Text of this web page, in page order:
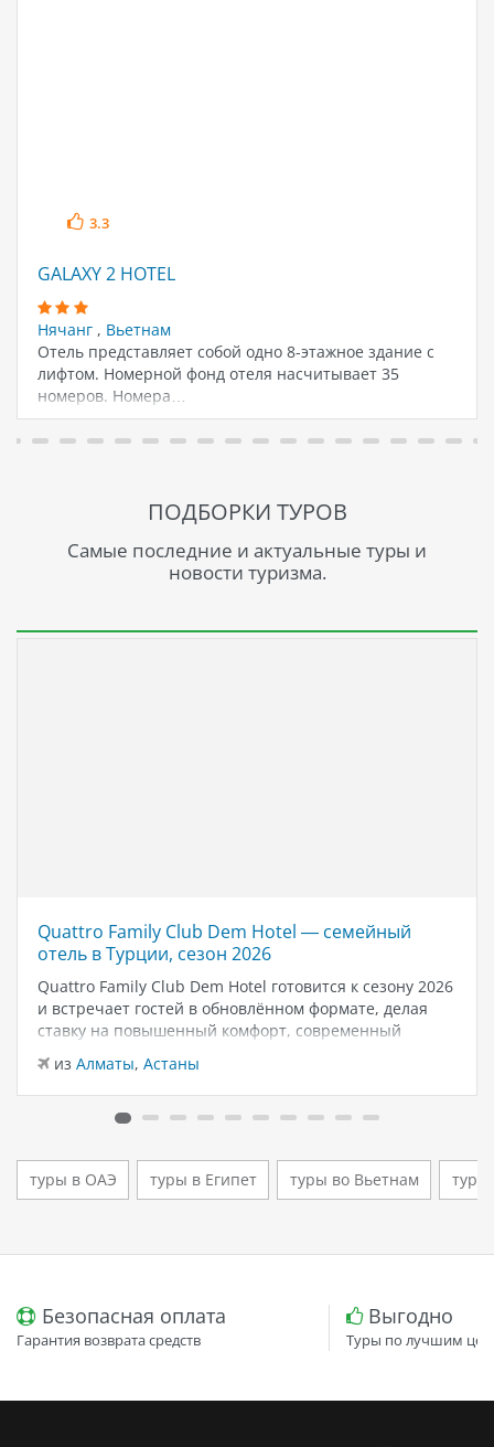
3.3
GALAXY 2 HOTEL
Нячанг , Вьетнам
Отель представляет собой одно 8-этажное здание с
лифтом. Номерной фонд отеля насчитывает 35
номеров. Номера…
ПОДБОРКИ ТУРОВ
Самые последние и актуальные туры и
новости туризма.
Quattro Family Club Dem Hotel — семейный
отель в Турции, сезон 2026
Quattro Family Club Dem Hotel готовится к сезону 2026
и встречает гостей в обновлённом формате, делая
ставку на повышенный комфорт, современный
дизайн и атмосферу спокойного семейного отдыха у
моря. Отель остаётся популярным выбором для тех,
кто ищет семейный отель в…
из Алматы, Астаны
туры в ОАЭ туры в Египет туры во Вьетнам туры
Безопасная оплата
Гарантия возврата средств
Выгодно
Туры по лучшим